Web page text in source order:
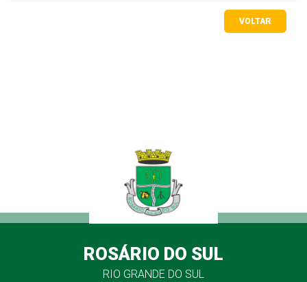
VOLTAR
ROSÁRIO DO SUL
RIO GRANDE DO SUL